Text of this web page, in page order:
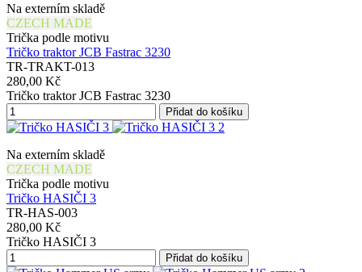
Na externím skladě
CZECH MADE
Trička podle motivu
Tričko traktor JCB Fastrac 3230
TR-TRAKT-013
280,00 Kč
Tričko traktor JCB Fastrac 3230
Přidat do košíku
Na externím skladě
CZECH MADE
Trička podle motivu
Tričko HASIČI 3
TR-HAS-003
280,00 Kč
Tričko HASIČI 3
Přidat do košíku